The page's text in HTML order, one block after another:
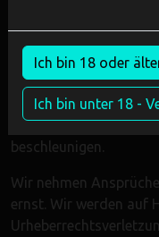
Ich bin 18 oder
Ich bin unter 18 -
informieren, das du
Formular soll Ihnen
identifizieren und den
beschleunigen.
Wir nehmen
ernst. Wir werden auf